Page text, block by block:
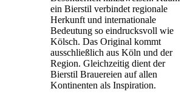
ein Bierstil verbindet regionale
Herkunft und internationale
Bedeutung so eindrucksvoll wie
Kölsch. Das Original kommt
ausschließlich aus Köln und der
Region. Gleichzeitig dient der
Bierstil Brauereien auf allen
Kontinenten als Inspiration.